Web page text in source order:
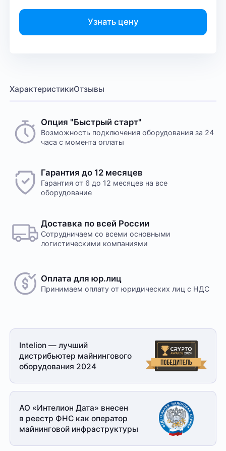
Узнать цену
ХарактеристикиОтзывы
Опция "Быстрый старт"
Возможность подключения оборудования за 24
часа с момента оплаты
Гарантия до 12 месяцев
Гарантия от 6 до 12 месяцев на все
оборудование
Доставка по всей России
Сотрудничаем со всеми основными
логистическими компаниями
Оплата для юр.лиц
Принимаем оплату от юридических лиц с НДС
Intelion — лучший
дистрибьютер майнингового
оборудования 2024
АО «Интелион Дата» внесен
в реестр ФНС как оператор
майнинговой инфраструктуры